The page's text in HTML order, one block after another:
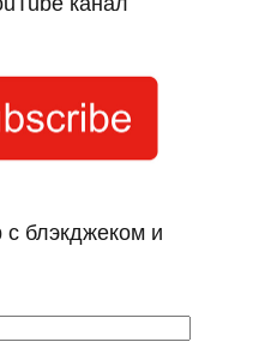
блэкджеком и